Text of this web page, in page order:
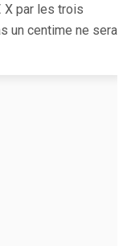
X par les trois
un centime ne sera